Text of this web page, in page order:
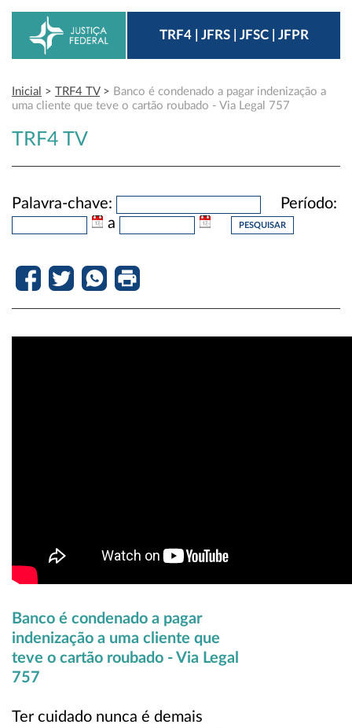
TRF4 | JFRS | JFSC | JFPR
Inicial > TRF4 TV> Banco é condenado a pagar indenização a
uma cliente que teve o cartão roubado - Via Legal 757
TRF4 TV
Palavra-chave:
Período:
a
Banco é condenado a pagar
indenização a uma cliente que
teve o cartão roubado - Via Legal
757
Ter cuidado nunca é demais